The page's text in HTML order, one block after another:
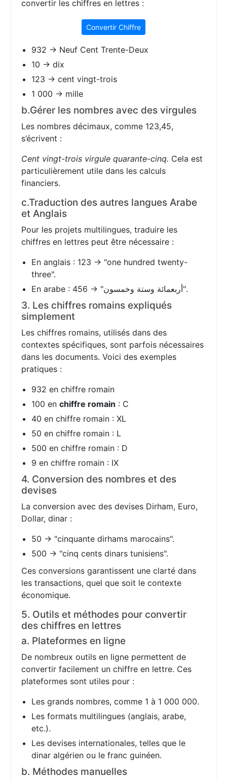
convertir les chiffres en lettres :
Convertir Chiffre
932 → Neuf Cent Trente-Deux
10 → dix
123 → cent vingt-trois
1 000 → mille
b.Gérer les nombres avec des virgules
Les nombres décimaux, comme 123,45,
s’écrivent :
Cent vingt-trois virgule quarante-cinq. Cela est
particulièrement utile dans les calculs
financiers.
c.Traduction des autres langues Arabe
et Anglais
Pour les projets multilingues, traduire les
chiffres en lettres peut être nécessaire :
En anglais : 123 → "one hundred twenty-
three".
En arabe : 456 → "أربعمائة وستة وخمسون".
3. Les chiffres romains expliqués
simplement
Les chiffres romains, utilisés dans des
contextes spécifiques, sont parfois nécessaires
dans les documents. Voici des exemples
pratiques :
932 en chiffre romain
100 enchiffre romain : C
40 en chiffre romain : XL
50 en chiffre romain : L
500 en chiffre romain : D
9 en chiffre romain : IX
4. Conversion des nombres et des
devises
La conversion avec des devises Dirham, Euro,
Dollar, dinar :
50 → "cinquante dirhams marocains".
500 → "cinq cents dinars tunisiens".
Ces conversions garantissent une clarté dans
les transactions, quel que soit le contexte
économique.
5. Outils et méthodes pour convertir
des chiffres en lettres
a. Plateformes en ligne
De nombreux outils en ligne permettent de
convertir facilement un chiffre en lettre. Ces
plateformes sont utiles pour :
Les grands nombres, comme 1 à 1 000 000.
Les formats multilingues (anglais, arabe,
etc.).
Les devises internationales, telles que le
dinar algérien ou le franc guinéen.
b. Méthodes manuelles